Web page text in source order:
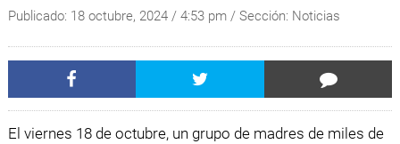
Publicado: 18 octubre, 2024/ 4:53 pm / Sección: Noticias
El viernes 18 de octubre, un grupo de madres de miles de